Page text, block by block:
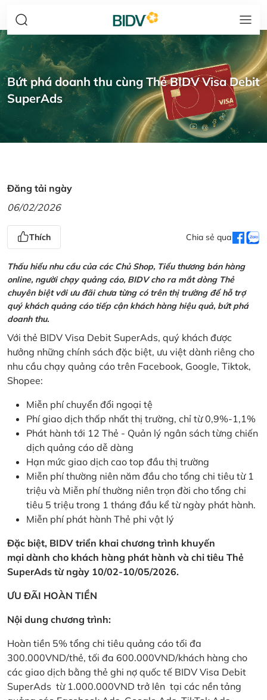
Bứt phá doanh thu cùng Thẻ BIDV Visa Debit
SuperAds
Đăng tải ngày
06/02/2026
Thích Chia sẻ qua
Thấu hiểu nhu cầu của các Chủ Shop, Tiểu thương bán hàng
online, người chạy quảng cáo, BIDV cho ra mắt dòng Thẻ
chuyên biệt với ưu đãi chưa từng có trên thị trường để hỗ trợ
quý khách quảng cáo tiếp cận khách hàng hiệu quả, bứt phá
doanh thu.
Với thẻ BIDV Visa Debit SuperAds, quý khách được
hưởng những chính sách đặc biệt, ưu việt dành riêng cho
nhu cầu chạy quảng cáo trên Facebook, Google, Tiktok,
Shopee:
Miễn phí chuyển đổi ngoại tệ
Phí giao dịch thấp nhất thị trường, chỉ từ 0,9%-1,1%
Phát hành tới 12 Thẻ - Quản lý ngân sách từng chiến
dịch quảng cáo dễ dàng
Hạn mức giao dịch cao top đầu thị trường
Miễn phí thường niên năm đầu cho tổng chi tiêu từ 1
triệu và Miễn phí thường niên trọn đời cho tổng chi
tiêu 5 triệu trong 1 tháng đầu kể từ ngày phát hành.
Miễn phí phát hành Thẻ phi vật lý
Đặc biệt, BIDV triển khai chương trình khuyến
mại dành cho khách hàng phát hành và chi tiêu Thẻ
SuperAds từ ngày 10/02-10/05/2026.
ƯU ĐÃI HOÀN TIỀN
Nội dung chương trình:
Hoàn tiền 5% tổng chi tiêu quảng cáo tối đa
300.000VND/thẻ, tối đa 600.000VND/khách hàng cho
các giao dịch bằng thẻ ghi nợ quốc tế BIDV Visa Debit
SuperAds từ 1.000.000VND trở lên tại các nền tảng